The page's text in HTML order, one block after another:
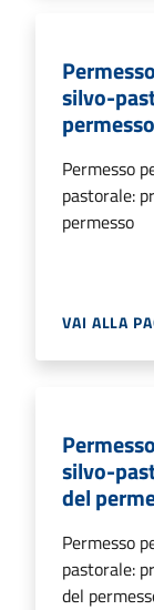
silvo-
permesso
Permesso
pastorale:
permesso
VAI ALLA
silvo-
del
Permesso
pastorale:
del